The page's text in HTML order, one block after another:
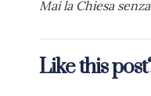
Mai la Chiesa
Like this